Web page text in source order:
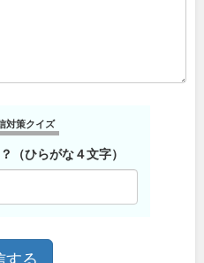
対策クイズ
（ひらがな４文字）